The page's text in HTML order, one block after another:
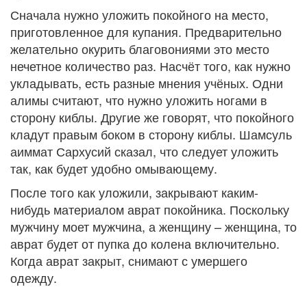
Сначала нужно уложить покойного на место,
приготовленное для купания. Предварительно
желательно окурить благовониями это место
нечетное количество раз. Насчёт того, как нужно
укладывать, есть разные мнения учёных. Одни
алимы считают, что нужно уложить ногами в
сторону киблы. Другие же говорят, что покойного
кладут правым боком в сторону киблы. Шамсуль
аиммат Сархусий сказал, что следует уложить
так, как будет удобно омывающему.
После того как уложили, закрывают каким-
нибудь материалом аврат покойника. Поскольку
мужчину моет мужчина, а женщину – женщина, то
аврат будет от пупка до колена включительно.
Когда аврат закрыт, снимают с умершего
одежду.